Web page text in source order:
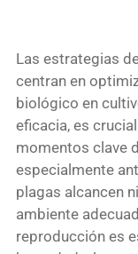
Las estrategias
centran en
biológico en
eficacia, es
momentos clave
especialmente
plagas alcancen
ambiente
reproducción es